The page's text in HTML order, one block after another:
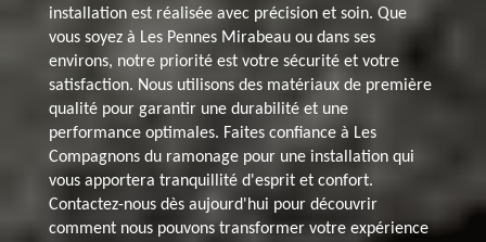
installation est réalisée avec précision et soin. Que
vous soyez à Les Pennes Mirabeau ou dans ses
environs, notre priorité est votre sécurité et votre
satisfaction. Nous utilisons des matériaux de première
qualité pour garantir une durabilité et une
performance optimales. Faites confiance à Les
Compagnons du ramonage pour une installation qui
vous apportera tranquillité d'esprit et confort.
Contactez-nous dès aujourd'hui pour découvrir
comment nous pouvons transformer votre expérience